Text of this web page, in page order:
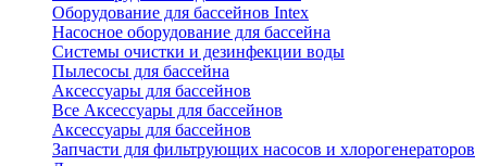
Оборудование для бассейнов Intex
Насосное оборудование для бассейна
Системы очистки и дезинфекции воды
Пылесосы для бассейна
Аксессуары для бассейнов
Все Аксессуары для бассейнов
Аксессуары для бассейнов
Запчасти для фильтрующих насосов и хлорогенераторов